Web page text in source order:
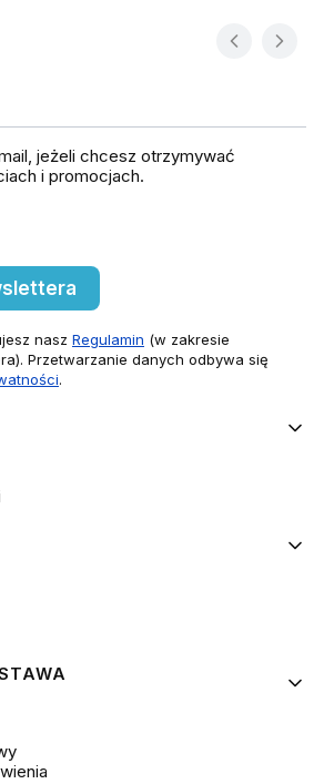
jeżeli chcesz otrzymywać
i promocjach.
nasz Regulamin (w zakresie
Przetwarzanie danych odbywa się
.